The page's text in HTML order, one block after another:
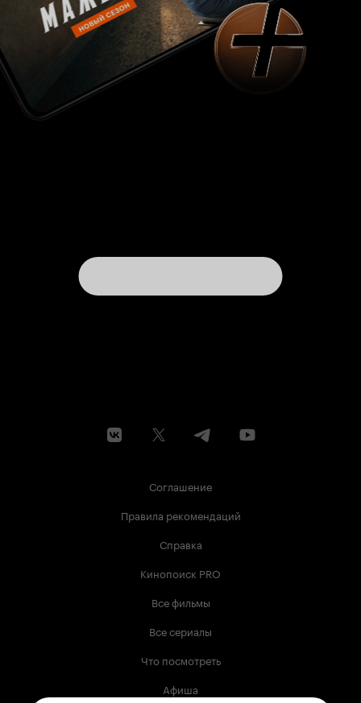
Соглашение
Правила рекомендаций
Справка
Кинопоиск PRO
Все фильмы
Все сериалы
Что посмотреть
Афиша